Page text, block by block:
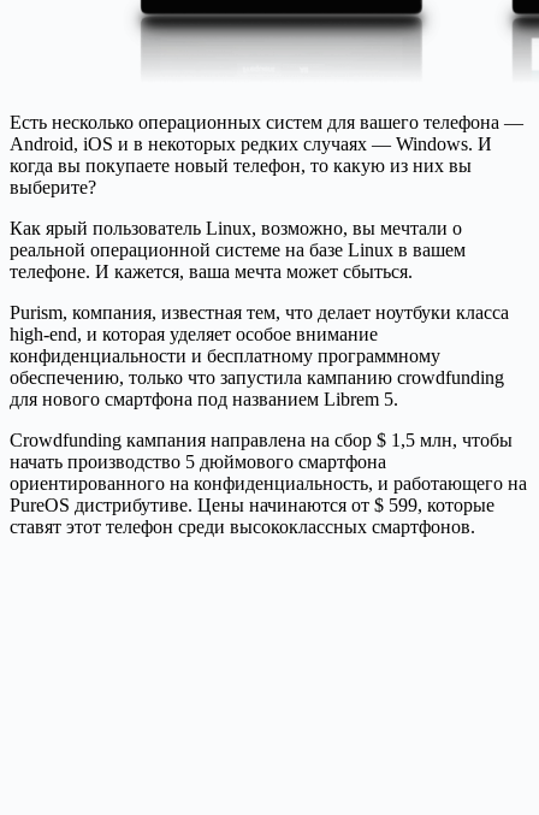
Есть несколько операционных систем для вашего телефона —
Android, iOS и в некоторых редких случаях — Windows. И
когда вы покупаете новый телефон, то какую из них вы
выберите?
Как ярый пользователь Linux, возможно, вы мечтали о
реальной операционной системе на базе Linux в вашем
телефоне. И кажется, ваша мечта может сбыться.
Purism, компания, известная тем, что делает ноутбуки класса
high-end, и которая уделяет особое внимание
конфиденциальности и бесплатному программному
обеспечению, только что запустила кампанию crowdfunding
для нового смартфона под названием Librem 5.
Crowdfunding кампания направлена на сбор $ 1,5 млн, чтобы
начать производство 5 дюймового смартфона
ориентированного на конфиденциальность, и работающего на
PureOS дистрибутиве. Цены начинаются от $ 599, которые
ставят этот телефон среди высококлассных смартфонов.